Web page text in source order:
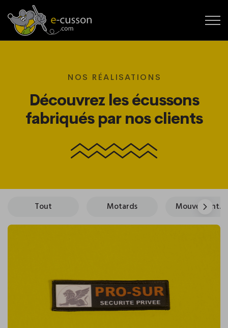
NOS RÉALISATIONS
Découvrez les écussons
fabriqués par nos clients
Tout Motards Mouvements de jeunesse